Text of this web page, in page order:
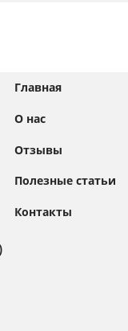
Главная
О нас
Отзывы
Полезные статьи
Контакты
Cookie
для